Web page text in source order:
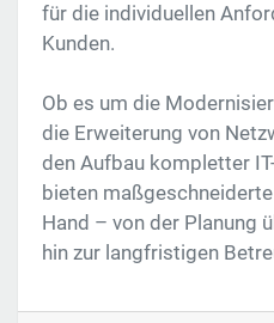
für die individuellen
Kunden.
Ob es um die
die Erweiterung von
den Aufbau kompletter
bieten
Hand – von der Planung
hin zur langfristigen